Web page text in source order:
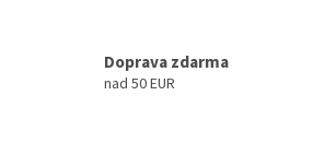
Doprava zdarma
nad 50 EUR